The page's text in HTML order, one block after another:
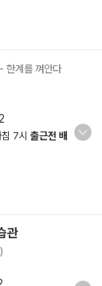
- 한계를 껴안다
7시 출근전 배
관